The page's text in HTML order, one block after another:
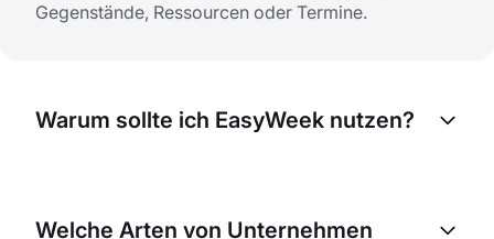
Gegenstände, Ressourcen oder Termine.
Warum sollte ich EasyWeek nutzen?
Welche Arten von Unternehmen